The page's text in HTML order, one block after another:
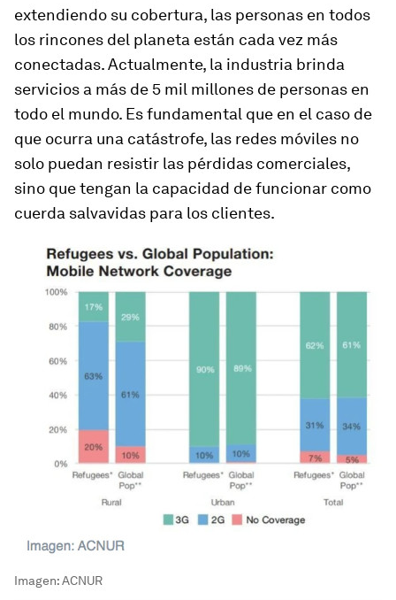
extendiendo su cobertura, las personas en todos
los rincones del planeta están cada vez más
conectadas. Actualmente, la industria brinda
servicios a más de 5 mil millones de personas en
todo el mundo. Es fundamental que en el caso de
que ocurra una catástrofe, las redes móviles no
solo puedan resistir las pérdidas comerciales,
sino que tengan la capacidad de funcionar como
cuerda salvavidas para los clientes.
Imagen: ACNUR